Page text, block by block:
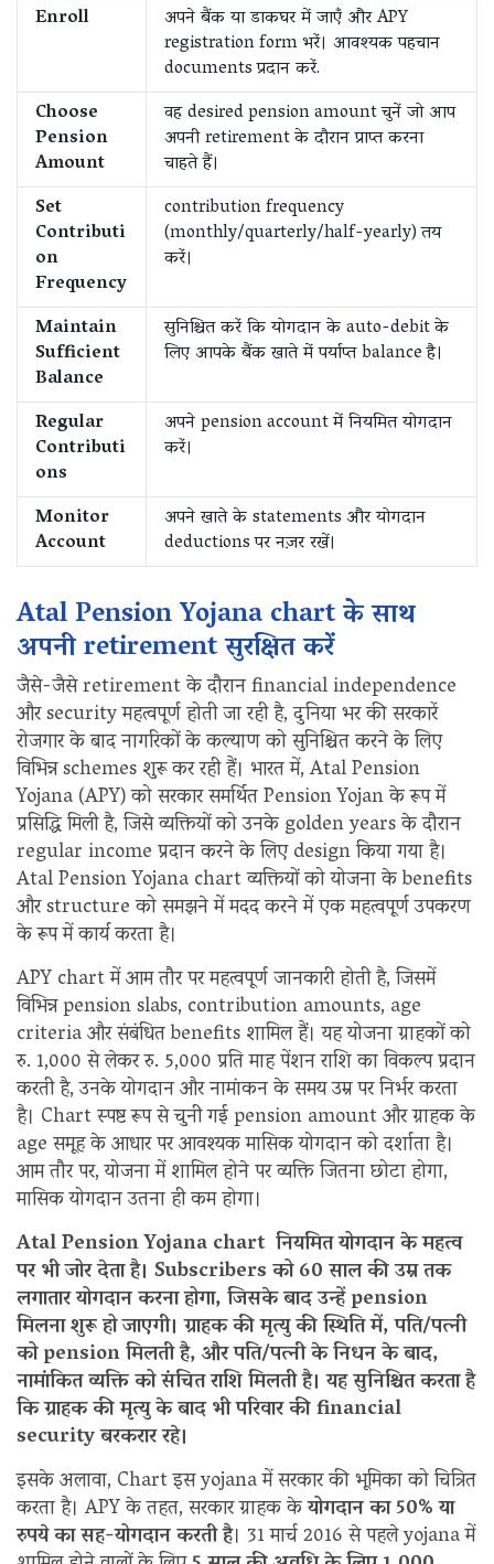
Enroll अपने बैंक या डाकघर में जाएँ और APY
registration form भरें। आवश्यक पहचान
documents प्रदान करें.
Choose
Pension
Amount
वह desired pension amount चुनें जो आप
अपनी retirement के दौरान प्राप्त करना
चाहते हैं।
Set
Contributi
on
Frequency
contribution frequency
(monthly/quarterly/half-yearly) तय
करें।
Maintain
Sufficient
Balance
सुनिश्चित करें कि योगदान के auto-debit के
लिए आपके बैंक खाते में पर्याप्त balance है।
Regular
Contributi
ons
अपने pension account में नियमित योगदान
करें।
Monitor
Account
अपने खाते के statements और योगदान
deductions पर नज़र रखें।
Atal Pension Yojana chart के साथ
अपनी retirement सुरक्षित करें
जैसे-जैसे retirement के दौरान financial independence
और security महत्वपूर्ण होती जा रही है, दुनिया भर की सरकारें
रोजगार के बाद नागरिकों के कल्याण को सुनिश्चित करने के लिए
विभिन्न schemes शुरू कर रही हैं। भारत में, Atal Pension
Yojana (APY) को सरकार समर्थित Pension Yojan के रूप में
प्रसिद्धि मिली है, जिसे व्यक्तियों को उनके golden years के दौरान
regular income प्रदान करने के लिए design किया गया है।
Atal Pension Yojana chart व्यक्तियों को योजना के benefits
और structure को समझने में मदद करने में एक महत्वपूर्ण उपकरण
के रूप में कार्य करता है।
APY chart में आम तौर पर महत्वपूर्ण जानकारी होती है, जिसमें
विभिन्न pension slabs, contribution amounts, age
criteria और संबंधित benefits शामिल हैं। यह योजना ग्राहकों को
रु. 1,000 से लेकर रु. 5,000 प्रति माह पेंशन राशि का विकल्प प्रदान
करती है, उनके योगदान और नामांकन के समय उम्र पर निर्भर करता
है। Chart स्पष्ट रूप से चुनी गई pension amount और ग्राहक के
age समूह के आधार पर आवश्यक मासिक योगदान को दर्शाता है।
आम तौर पर, योजना में शामिल होने पर व्यक्ति जितना छोटा होगा,
मासिक योगदान उतना ही कम होगा।
Atal Pension Yojana chart नियमित योगदान के महत्व
पर भी जोर देता है। Subscribers को 60 साल की उम्र तक
लगातार योगदान करना होगा, जिसके बाद उन्हें pension
मिलना शुरू हो जाएगी। ग्राहक की मृत्यु की स्थिति में, पति/पत्नी
को pension मिलती है, और पति/पत्नी के निधन के बाद,
नामांकित व्यक्ति को संचित राशि मिलती है। यह सुनिश्चित करता है
कि ग्राहक की मृत्यु के बाद भी परिवार की financial
security बरकरार रहे।
इसके अलावा, Chart इस yojana में सरकार की भूमिका को चित्रित
करता है। APY के तहत, सरकार ग्राहक केयोगदान का 50% या
रुपये का सह-योगदान करती है। 31 मार्च 2016 से पहले yojana में